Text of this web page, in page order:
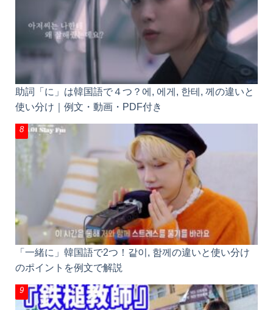
助詞「に」は韓国語で４つ？에, 에게, 한테, 께の違いと
使い分け｜例文・動画・PDF付き
「一緒に」韓国語で2つ！같이, 함께の違いと使い分け
のポイントを例文で解説